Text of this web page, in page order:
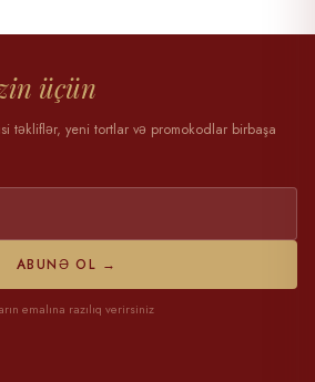
üçün
təkliflər, yeni tortlar və promokodlar birbaşa
ABUNƏ OL →
emalına razılıq verirsiniz